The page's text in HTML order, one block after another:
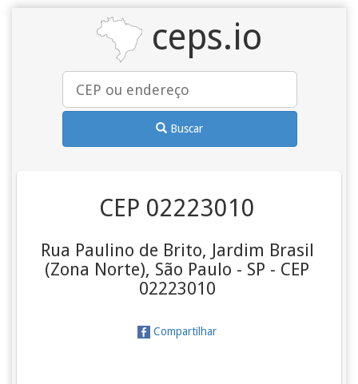
ceps.io
Buscar
CEP 02223010
Rua Paulino de Brito, Jardim Brasil
(Zona Norte), São Paulo - SP - CEP
02223010
Compartilhar